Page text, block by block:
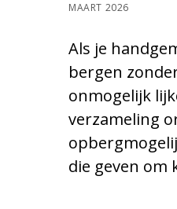
MAART 2026
Als je
bergen
onmogelijk
verzameling
die geven om